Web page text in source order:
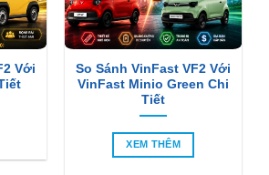
Với
So Sánh VinFast VF2 Với
VinFast Minio Green Chi
Tiết
XEM THÊM